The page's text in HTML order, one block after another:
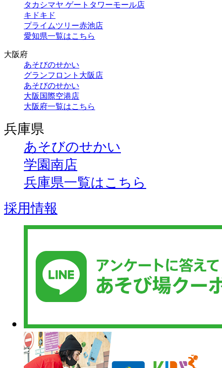
タカシマヤ ゲートタワーモール店
キドキド
プライムツリー赤池店
愛知県一覧はこちら
大阪府
あそびのせかい
グランフロント大阪店
あそびのせかい
大阪国際空港店
大阪府一覧はこちら
兵庫県
あそびのせかい
学園南店
兵庫県一覧はこちら
採用情報